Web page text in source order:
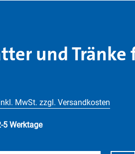
und
MwSt. zzgl. Versandkosten
5 Werktage